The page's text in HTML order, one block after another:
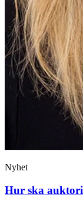
Nyhet
Hur ska